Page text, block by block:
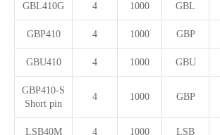
GBL410G 4 1000 GBL
GBP410 4 1000 GBP
GBU410 4 1000 GBU
GBP410-S
Short pin
4 1000 GBP
LSB40M 4 1000 LSB